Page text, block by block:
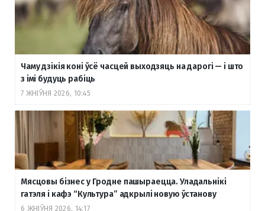
Чаму дзікія коні ўсё часцей выходзяць на дарогі — і што
з імі будуць рабіць
7 ЖНІЎНЯ 2026, 10:45
Мясцовы бізнес у Гродне пашыраецца. Уладальнікі
гатэля і кафэ “Культура” адкрылі новую ўстанову
6 ЖНІЎНЯ 2026, 14:17